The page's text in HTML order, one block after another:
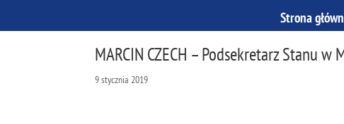
Strona
MARCIN CZECH – Podsekretarz Stanu
9 stycznia 2019